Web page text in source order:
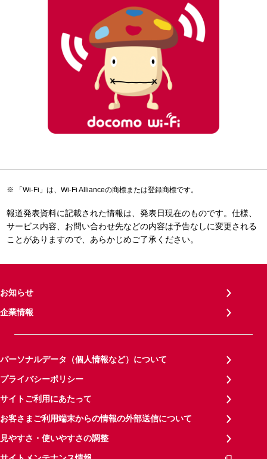
「Wi-Fi」は、Wi-Fi Allianceの商標または登録商標です。
報道発表資料に記載された情報は、発表日現在のものです。仕様、
サービス内容、お問い合わせ先などの内容は予告なしに変更される
ことがありますので、あらかじめご了承ください。
お知らせ
企業情報
パーソナルデータ（個人情報など）について
プライバシーポリシー
サイトご利用にあたって
お客さまご利用端末からの情報の外部送信について
見やすさ・使いやすさの調整